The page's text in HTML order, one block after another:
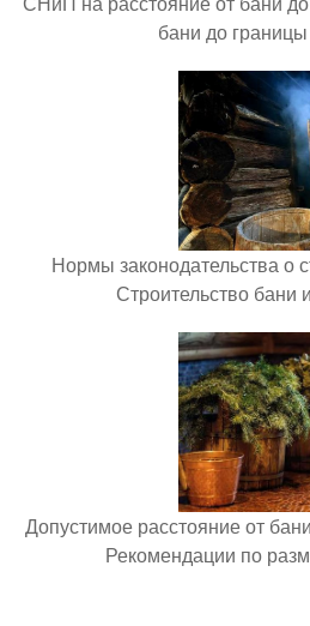
бани до границы
Нормы законодательства о
Строительство бани
Допустимое расстояние от
Рекомендации по